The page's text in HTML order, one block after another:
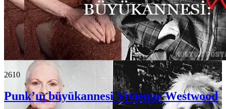
2610
Punk’ın büyükannesi Vivienne Westwood